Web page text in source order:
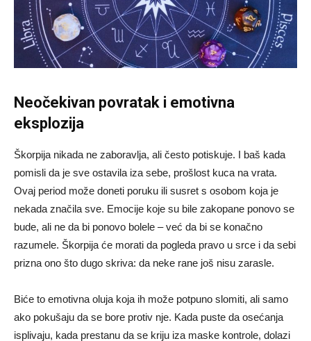
Neočekivan povratak i emotivna
eksplozija
Škorpija nikada ne zaboravlja, ali često potiskuje. I baš kada
pomisli da je sve ostavila iza sebe, prošlost kuca na vrata.
Ovaj period može doneti poruku ili susret s osobom koja je
nekada značila sve. Emocije koje su bile zakopane ponovo se
bude, ali ne da bi ponovo bolele – već da bi se konačno
razumele. Škorpija će morati da pogleda pravo u srce i da sebi
prizna ono što dugo skriva: da neke rane još nisu zarasle.
Biće to emotivna oluja koja ih može potpuno slomiti, ali samo
ako pokušaju da se bore protiv nje. Kada puste da osećanja
isplivaju, kada prestanu da se kriju iza maske kontrole, dolazi